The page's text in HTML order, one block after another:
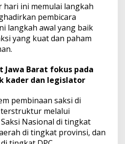
hari ini memulai langkah
pembicara
langkah awal yang baik
yang kuat dan paham
Jawa Barat fokus pada
kader dan legislator
pembinaan saksi di
melalui
Nasional di tingkat
di tingkat provinsi, dan